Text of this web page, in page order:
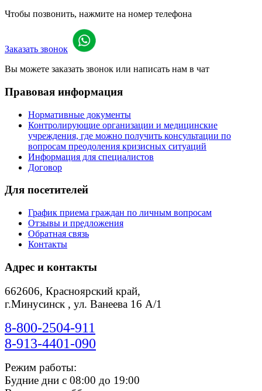
Чтобы позвонить, нажмите на номер телефона
Заказать звонок
Вы можете заказать звонок или написать нам в чат
Правовая информация
Нормативные документы
Контролирующие организации и медицинские
учреждения, где можно получить консультации по
вопросам преодоления кризисных ситуаций
Информация для специалистов
Договор
Для посетителей
График приема граждан по личным вопросам
Отзывы и предложения
Обратная связь
Контакты
Адрес и контакты
662606, Красноярский край,
г.Минусинск , ул. Ванеева 16 А/1
8-800-2504-911
8-913-4401-090
Режим работы:
Будние дни с 08:00 до 19:00